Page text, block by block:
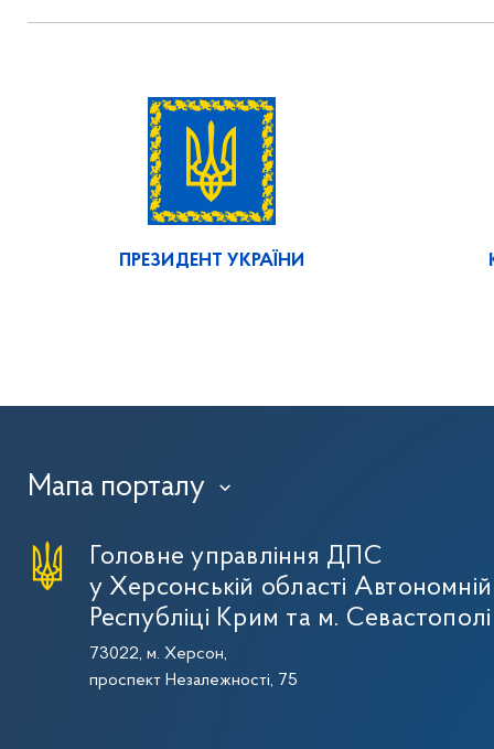
ПРЕЗИДЕНТ УКРАЇНИ
Мапа порталу ›
Головне управління ДПС
у Херсонській області Автономній
Республіці Крим та м. Севастополі
73022, м. Херсон,
проспект Незалежності, 75